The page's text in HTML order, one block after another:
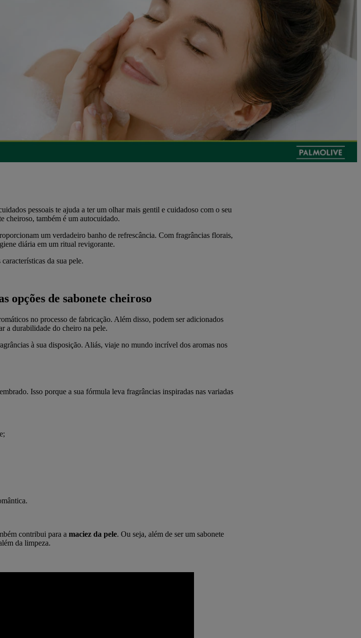
pessoais te ajuda a ter um olhar mais gentil e cuidadoso com o seu
cheiroso, também é um autocuidado.
um verdadeiro banho de refrescância. Com fragrâncias florais,
diária em um ritual revigorante.
da sua pele.
opções de sabonete cheiroso
no processo de fabricação. Além disso, podem ser adicionados
a durabilidade do cheiro na pele.
à sua disposição. Aliás, viaje no mundo incrível dos aromas nos
Isso porque a sua fórmula leva fragrâncias inspiradas nas variadas
contribui para amaciez da pele. Ou seja, além de ser um sabonete
da limpeza.